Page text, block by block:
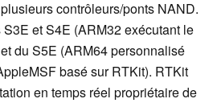
contrôleurs/ponts NAND.
et S4E (ARM32 exécutant le
du S5E (ARM64 personnalisé
basé sur RTKit). RTKit
en temps réel propriétaire de